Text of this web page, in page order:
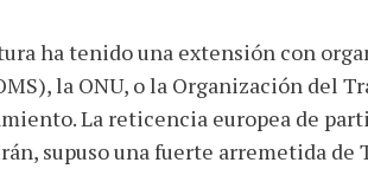
ha tenido una extensión con
la ONU, o la Organización del
La reticencia europea de
supuso una fuerte arremetida